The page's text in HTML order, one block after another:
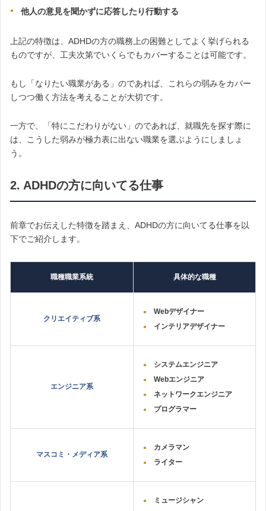
他人の意見を聞かずに応答したり行動する
上記の特徴は、ADHDの方の職務上の困難としてよく挙げられる
ものですが、工夫次第でいくらでもカバーすることは可能です。
もし「なりたい職業がある」のであれば、これらの弱みをカバー
しつつ働く方法を考えることが大切です。
一方で、「特にこだわりがない」のであれば、就職先を探す際に
は、こうした弱みが極力表に出ない職業を選ぶようにしましょ
う。
2. ADHDの方に向いてる仕事
前章でお伝えした特徴を踏まえ、ADHDの方に向いてる仕事を以
下でご紹介します。
職種職業系統 具体的な職種
クリエイティブ系
Webデザイナー
インテリアデザイナー
エンジニア系
システムエンジニア
Webエンジニア
ネットワークエンジニア
プログラマー
マスコミ・メディア系
カメラマン
ライター
ミュージシャン